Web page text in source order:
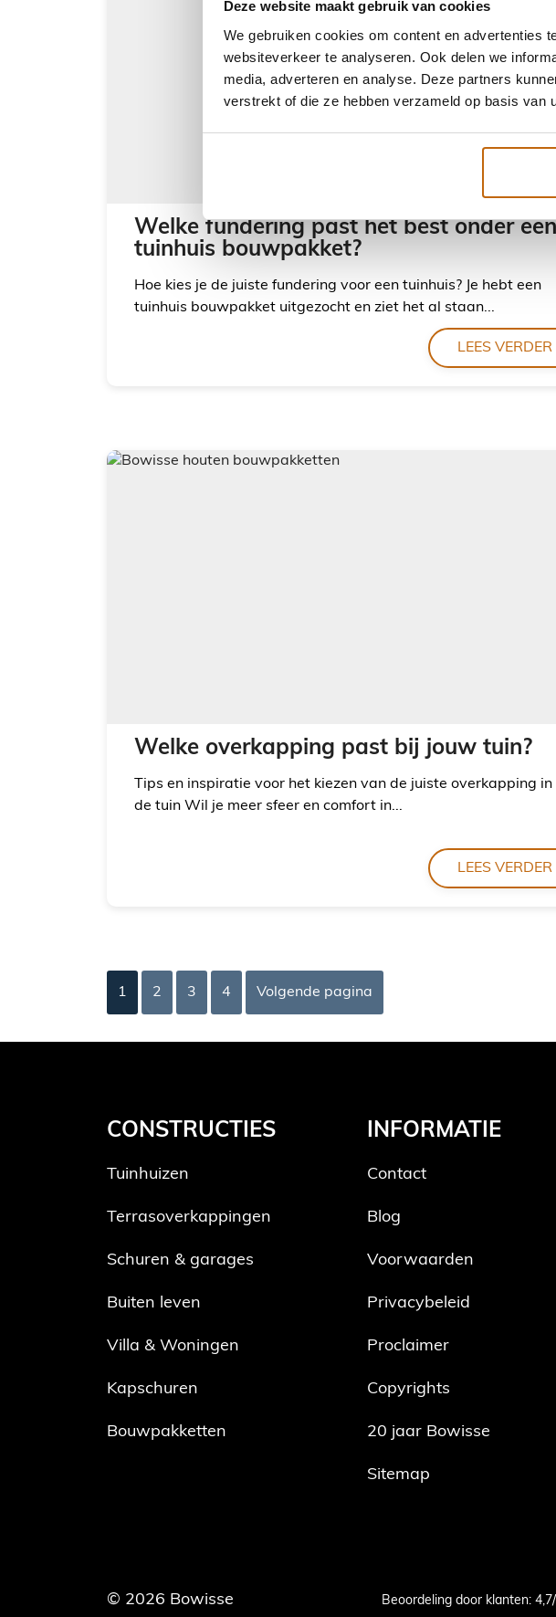
Deze website maakt gebruik van cookies
We gebruiken cookies om content en advertenties
websiteverkeer te analyseren. Ook delen we
media, adverteren en analyse. Deze partners
verstrekt of die ze hebben verzameld op basis van
Welke fundering past het best onder een
tuinhuis bouwpakket?
Hoe kies je de juiste fundering voor een tuinhuis? Je hebt een
tuinhuis bouwpakket uitgezocht en ziet het al staan...
LEES VERDER
Welke overkapping past bij jouw tuin?
Tips en inspiratie voor het kiezen van de juiste overkapping in
de tuin Wil je meer sfeer en comfort in...
LEES VERDER
1 2 3 4 Volgende pagina
CONSTRUCTIES
Tuinhuizen
Terrasoverkappingen
Schuren & garages
Buiten leven
Villa & Woningen
Kapschuren
Bouwpakketten
INFORMATIE
Contact
Blog
Voorwaarden
Privacybeleid
Proclaimer
Copyrights
20 jaar Bowisse
Sitemap
© 2026 Bowisse Beoordeling door klanten: